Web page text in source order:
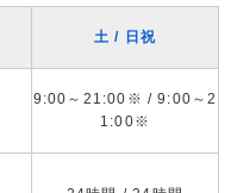
土 / 日祝
9:00～21:00※ / 9:00～2
1:00※